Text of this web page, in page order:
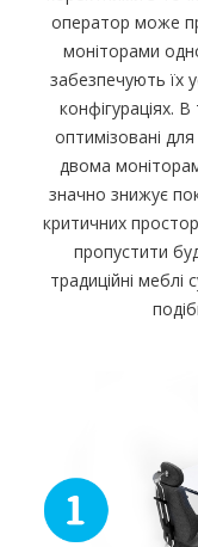
оператор може
моніторами
забезпечують їх
конфігураціях.
оптимізовані
двома
значно знижує
критичних
пропустити
традиційні